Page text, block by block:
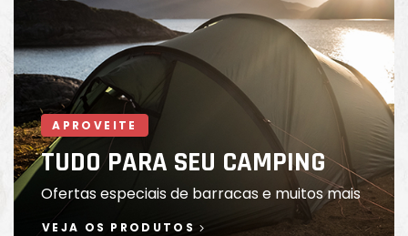
APROVEITE
TUDO PARA SEU CAMPING
Ofertas especiais de barracas e muitos mais
VEJA OS PRODUTOS